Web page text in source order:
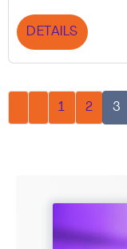
DETAILS
1 2 3